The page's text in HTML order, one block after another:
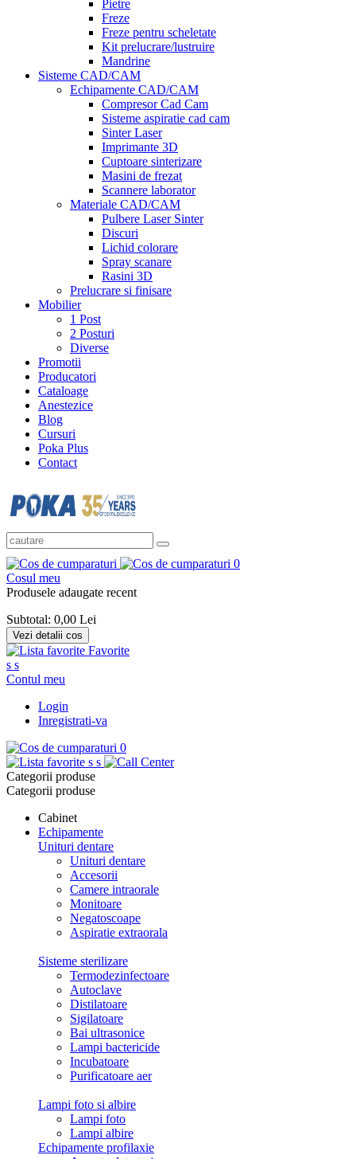
Pietre
Freze
Freze pentru scheletate
Kit prelucrare/lustruire
Mandrine
Sisteme CAD/CAM
Echipamente CAD/CAM
Compresor Cad Cam
Sisteme aspiratie cad cam
Sinter Laser
Imprimante 3D
Cuptoare sinterizare
Masini de frezat
Scannere laborator
Materiale CAD/CAM
Pulbere Laser Sinter
Discuri
Lichid colorare
Spray scanare
Rasini 3D
Prelucrare si finisare
Mobilier
1 Post
2 Posturi
Diverse
Promotii
Producatori
Cataloage
Anestezice
Blog
Cursuri
Poka Plus
Contact
0
Cosul meu
Produsele adaugate recent
Subtotal: 0,00 Lei
Vezi detalii cos
Favorite
s s
Contul meu
Login
Inregistrati-va
0
s s
Categorii produse
Categorii produse
Cabinet
Echipamente
Unituri dentare
Unituri dentare
Accesorii
Camere intraorale
Monitoare
Negatoscoape
Aspiratie extraorala
Sisteme sterilizare
Termodezinfectoare
Autoclave
Distilatoare
Sigilatoare
Bai ultrasonice
Lampi bactericide
Incubatoare
Purificatoare aer
Lampi foto si albire
Lampi foto
Lampi albire
Echipamente profilaxie